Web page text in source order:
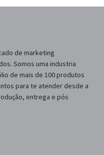
de marketing
Somos uma industria
de mais de 100 produtos
para te atender desde a
entrega e pós